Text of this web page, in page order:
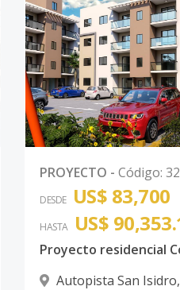
PROYECTO - Código:
DESDE US$ 83,700
HASTA US$
Autopista San Isidro,